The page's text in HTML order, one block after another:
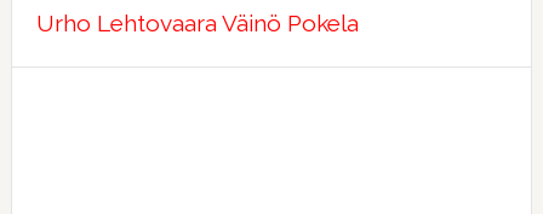
Urho Lehtovaara Väinö Pokela